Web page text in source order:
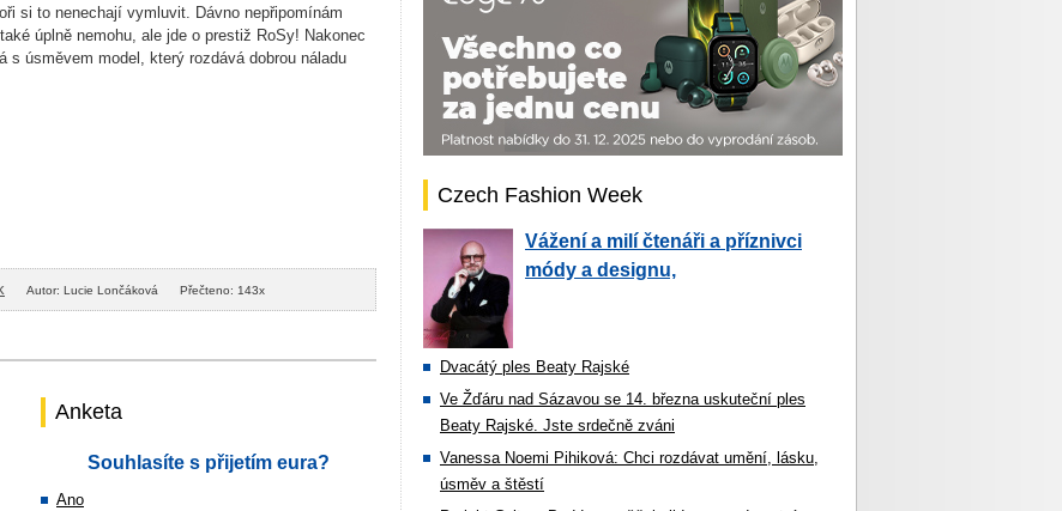
ři si to nenechají vymluvit. Dávno nepřipomínám
é úplně nemohu, ale jde o prestiž RoSy! Nakonec
s úsměvem model, který rozdává dobrou náladu
Autor: Lucie Lončáková Přečteno: 143x
Anketa
Souhlasíte s přijetím eura?
Ano
Czech Fashion Week
Vážení a milí čtenáři a příznivci
módy a designu,
Dvacátý ples Beaty Rajské
Ve Žďáru nad Sázavou se 14. března uskuteční ples
Beaty Rajské. Jste srdečně zváni
Vanessa Noemi Pihiková: Chci rozdávat umění, lásku,
úsměv a štěstí